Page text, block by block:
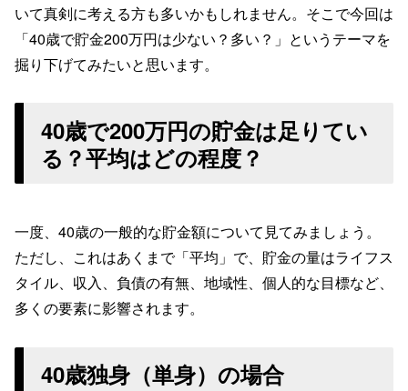
いて真剣に考える方も多いかもしれません。そこで今回は
「40歳で貯金200万円は少ない？多い？」というテーマを
掘り下げてみたいと思います。
40歳で200万円の貯金は足りてい
る？平均はどの程度？
一度、40歳の一般的な貯金額について見てみましょう。
ただし、これはあくまで「平均」で、貯金の量はライフス
タイル、収入、負債の有無、地域性、個人的な目標など、
多くの要素に影響されます。
40歳独身（単身）の場合